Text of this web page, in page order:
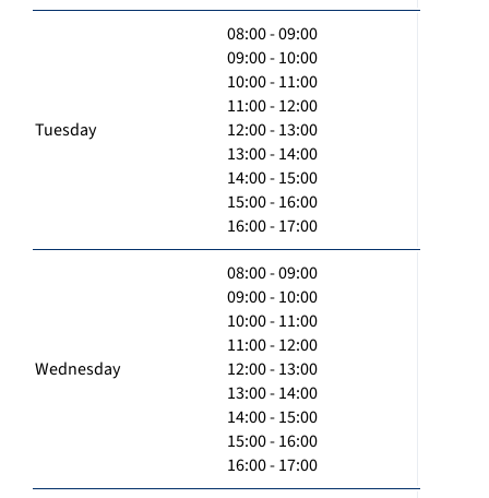
Tuesday
08:00 - 09:00
09:00 - 10:00
10:00 - 11:00
11:00 - 12:00
12:00 - 13:00
13:00 - 14:00
14:00 - 15:00
15:00 - 16:00
16:00 - 17:00
Wednesday
08:00 - 09:00
09:00 - 10:00
10:00 - 11:00
11:00 - 12:00
12:00 - 13:00
13:00 - 14:00
14:00 - 15:00
15:00 - 16:00
16:00 - 17:00